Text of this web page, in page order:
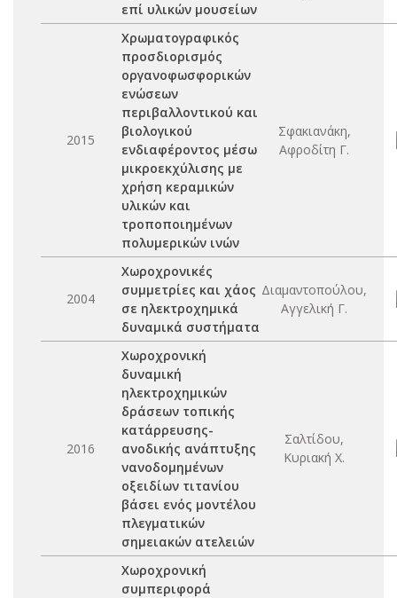
επί υλικών μουσείων
2015
Χρωματογραφικός
προσδιορισμός
οργανοφωσφορικών
ενώσεων
περιβαλλοντικού και
βιολογικού
ενδιαφέροντος μέσω
μικροεκχύλισης με
χρήση κεραμικών
υλικών και
τροποποιημένων
πολυμερικών ινών
Σφακιανάκη,
Αφροδίτη Γ.
2004
Χωροχρονικές
συμμετρίες και χάος
σε ηλεκτροχημικά
δυναμικά συστήματα
Διαμαντοπούλου,
Αγγελική Γ.
2016
Χωροχρονική
δυναμική
ηλεκτροχημικών
δράσεων τοπικής
κατάρρευσης-
ανοδικής ανάπτυξης
νανοδομημένων
οξειδίων τιτανίου
βάσει ενός μοντέλου
πλεγματικών
σημειακών ατελειών
Σαλτίδου,
Κυριακή Χ.
Χωροχρονική
συμπεριφορά